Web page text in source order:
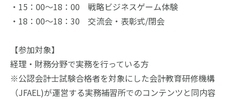
・15：00～18：00　戦略ビジネスゲーム体験
・18：00～18：30　交流会・表彰式/閉会
【参加対象】
経理・財務分野で実務を行っている方
※公認会計士試験合格者を対象にした会計教育研修機構
（JFAEL)が運営する実務補習所でのコンテンツと同内容